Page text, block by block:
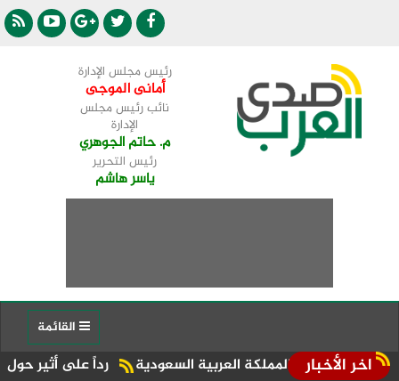
رئيس مجلس الإدارة
أمانى الموجى
نائب رئيس مجلس
الإدارة
م. حاتم الجوهري
رئيس التحرير
ياسر هاشم
اخر الأخبار رداً على أثير حول مشكلات في المملكة العربية السعودية